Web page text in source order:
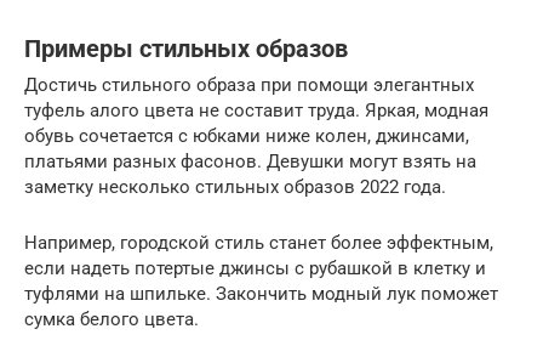
Примеры стильных образов
Достичь стильного образа при помощи элегантных
туфель алого цвета не составит труда. Яркая, модная
обувь сочетается с юбками ниже колен, джинсами,
платьями разных фасонов. Девушки могут взять на
заметку несколько стильных образов 2022 года.
Например, городской стиль станет более эффектным,
если надеть потертые джинсы с рубашкой в клетку и
туфлями на шпильке. Закончить модный лук поможет
сумка белого цвета.